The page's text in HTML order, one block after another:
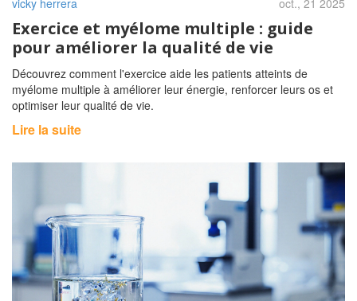
vicky herrera oct., 21 2025
Exercice et myélome multiple : guide
pour améliorer la qualité de vie
Découvrez comment l'exercice aide les patients atteints de
myélome multiple à améliorer leur énergie, renforcer leurs os et
optimiser leur qualité de vie.
Lire la suite